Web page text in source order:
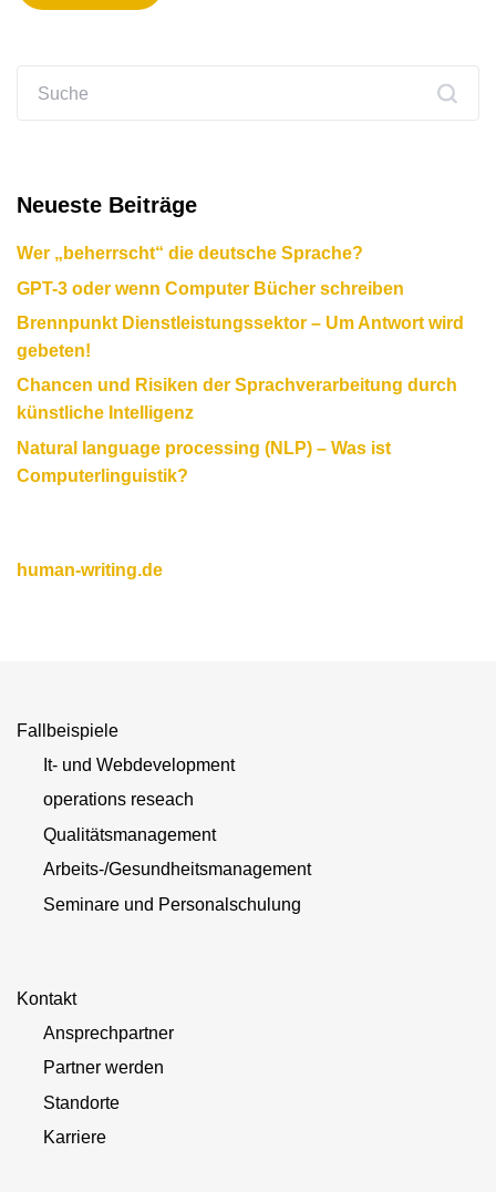
nach:
Neueste Beiträge
Wer „beherrscht“ die deutsche Sprache?
GPT-3 oder wenn Computer Bücher schreiben
Brennpunkt Dienstleistungssektor – Um Antwort wird
gebeten!
Chancen und Risiken der Sprachverarbeitung durch
künstliche Intelligenz
Natural language processing (NLP) – Was ist
Computerlinguistik?
human-writing.de
Fallbeispiele
It- und Webdevelopment
operations reseach
Qualitätsmanagement
Arbeits-/Gesundheitsmanagement
Seminare und Personalschulung
Kontakt
Ansprechpartner
Partner werden
Standorte
Karriere